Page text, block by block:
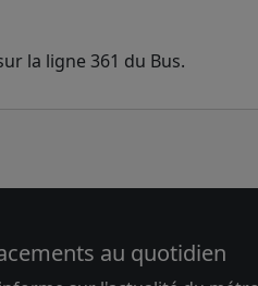
la ligne 361 du Bus.
au quotidien